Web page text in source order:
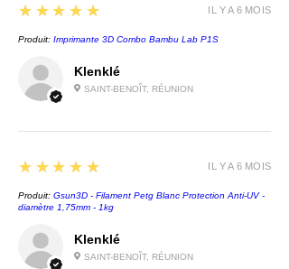
Klenklé
SAINT-BENOÎT, RÉUNION
5
★★★★★
Produit: Imprimante 3D Combo Bambu Lab P1S
IL Y A 6 MOIS
Klenklé
SAINT-BENOÎT, RÉUNION
5
★★★★★
Produit: Gsun3D - Filament Petg Blanc Protection Anti-UV -
diamètre 1,75mm - 1kg
IL Y A 6 MOIS